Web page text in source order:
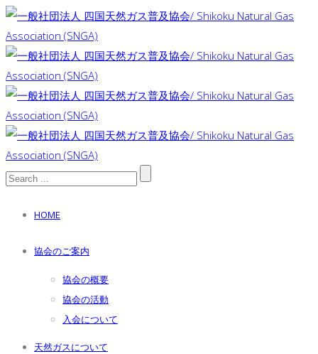
HOME
協会のご案内
協会の概要
協会の活動
入会について
天然ガスについて